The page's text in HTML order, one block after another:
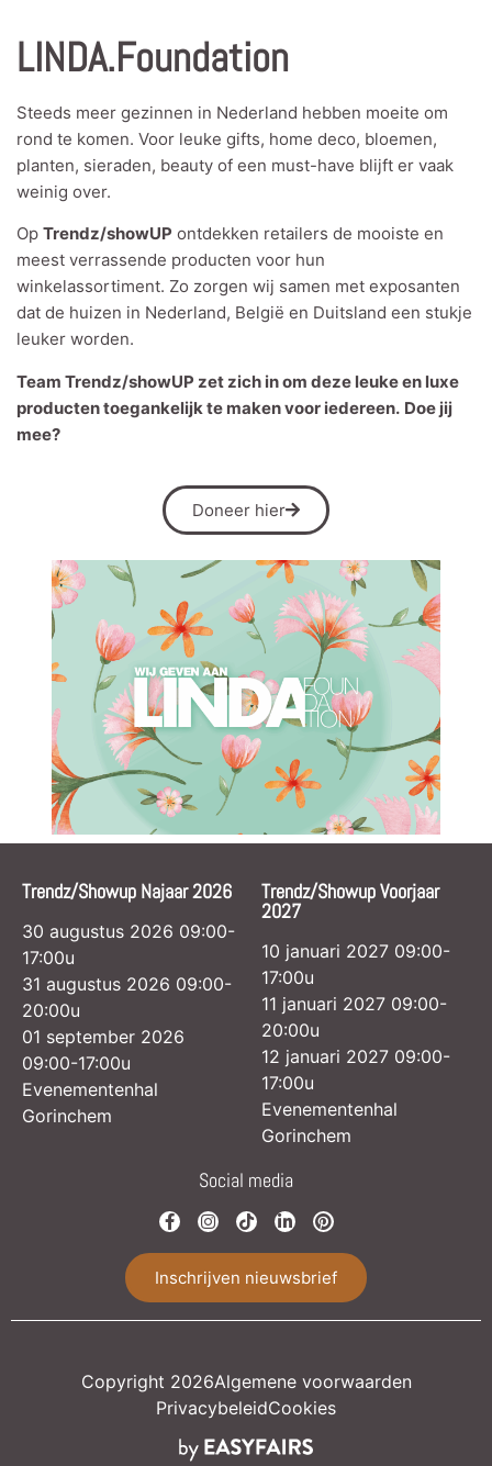
LINDA.Foundation
Steeds meer gezinnen in Nederland hebben moeite om
rond te komen. Voor leuke gifts, home deco, bloemen,
planten, sieraden, beauty of een must-have blijft er vaak
weinig over.
Op Trendz/showUP ontdekken retailers de mooiste en
meest verrassende producten voor hun
winkelassortiment. Zo zorgen wij samen met exposanten
dat de huizen in Nederland, België en Duitsland een stukje
leuker worden.
Team Trendz/showUP zet zich in om deze leuke en luxe
producten toegankelijk te maken voor iedereen. Doe jij
mee?
Doneer hier
Trendz/Showup Najaar 2026
30 augustus 2026 09:00-
17:00u
31 augustus 2026 09:00-
20:00u
01 september 2026
09:00-17:00u
Evenementenhal
Gorinchem
Trendz/Showup Voorjaar
2027
10 januari 2027 09:00-
17:00u
11 januari 2027 09:00-
20:00u
12 januari 2027 09:00-
17:00u
Evenementenhal
Gorinchem
Social media
Inschrijven nieuwsbrief
Copyright 2026Algemene voorwaarden
PrivacybeleidCookies